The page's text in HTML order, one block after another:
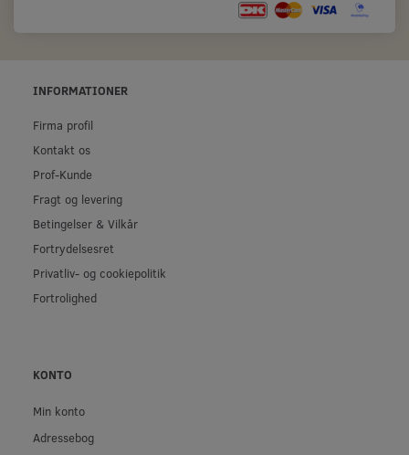
INFORMATIONER
Firma profil
Kontakt os
Prof-Kunde
Fragt og levering
Betingelser & Vilkår
Fortrydelsesret
Privatliv- og cookiepolitik
Fortrolighed
KONTO
Min konto
Adressebog